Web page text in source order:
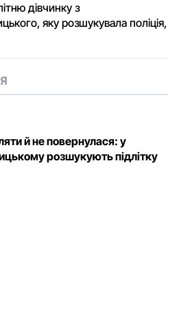
дівчинку з
яку розшукувала поліція,
й не повернулася: у
розшукують підлітку